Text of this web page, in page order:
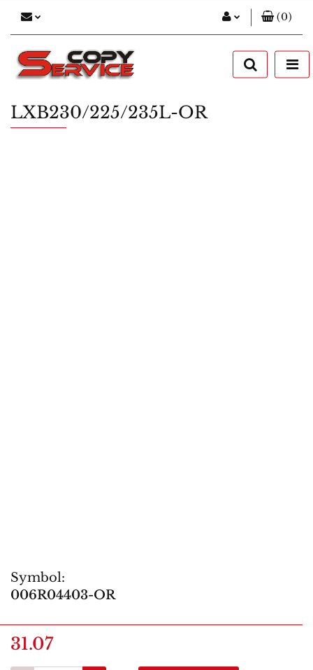
Zaloguj się
Zarejestruj się
(0)
LXB230/225/235L-OR
Symbol:
006R04403-OR
31.07